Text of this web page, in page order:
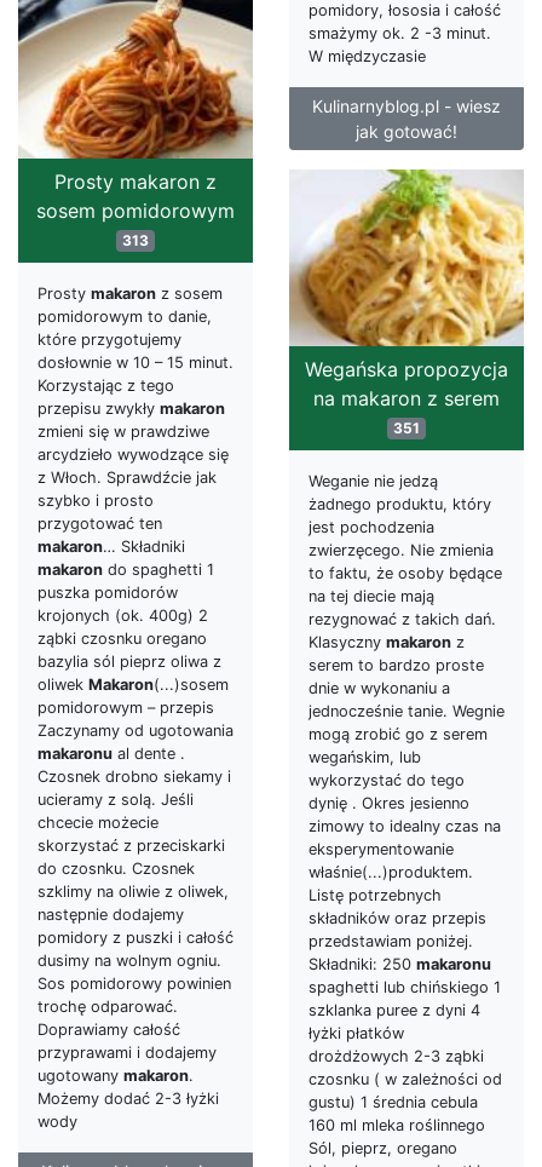
pomidory, łososia i całość
smażymy ok. 2 -3 minut.
W międzyczasie
Kulinarnyblog.pl - wiesz
jak gotować!
Prosty makaron z
sosem pomidorowym
313
Prosty makaron z sosem
pomidorowym to danie,
które przygotujemy
dosłownie w 10 – 15 minut.
Korzystając z tego
przepisu zwykły makaron
zmieni się w prawdziwe
arcydzieło wywodzące się
z Włoch. Sprawdźcie jak
szybko i prosto
przygotować ten
makaron… Składniki
makaron do spaghetti 1
puszka pomidorów
krojonych (ok. 400g) 2
ząbki czosnku oregano
bazylia sól pieprz oliwa z
oliwek Makaron(...)sosem
pomidorowym – przepis
Zaczynamy od ugotowania
makaronu al dente .
Czosnek drobno siekamy i
ucieramy z solą. Jeśli
chcecie możecie
skorzystać z przeciskarki
do czosnku. Czosnek
szklimy na oliwie z oliwek,
następnie dodajemy
pomidory z puszki i całość
dusimy na wolnym ogniu.
Sos pomidorowy powinien
trochę odparować.
Doprawiamy całość
przyprawami i dodajemy
ugotowany makaron.
Możemy dodać 2-3 łyżki
wody
Wegańska propozycja
na makaron z serem
351
Weganie nie jedzą
żadnego produktu, który
jest pochodzenia
zwierzęcego. Nie zmienia
to faktu, że osoby będące
na tej diecie mają
rezygnować z takich dań.
Klasyczny makaron z
serem to bardzo proste
dnie w wykonaniu a
jednocześnie tanie. Wegnie
mogą zrobić go z serem
wegańskim, lub
wykorzystać do tego
dynię . Okres jesienno
zimowy to idealny czas na
eksperymentowanie
właśnie(...)produktem.
Listę potrzebnych
składników oraz przepis
przedstawiam poniżej.
Składniki: 250 makaronu
spaghetti lub chińskiego 1
szklanka puree z dyni 4
łyżki płatków
drożdżowych 2-3 ząbki
czosnku ( w zależności od
gustu) 1 średnia cebula
160 ml mleka roślinnego
Sól, pieprz, oregano